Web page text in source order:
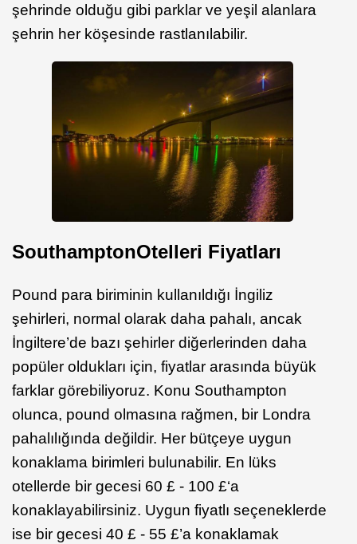
şehrinde olduğu gibi parklar ve yeşil alanlara
şehrin her köşesinde rastlanılabilir.
SouthamptonOtelleri Fiyatları
Pound para biriminin kullanıldığı İngiliz
şehirleri, normal olarak daha pahalı, ancak
İngiltere’de bazı şehirler diğerlerinden daha
popüler oldukları için, fiyatlar arasında büyük
farklar görebiliyoruz. Konu Southampton
olunca, pound olmasına rağmen, bir Londra
pahalılığında değildir. Her bütçeye uygun
konaklama birimleri bulunabilir. En lüks
otellerde bir gecesi 60 £ - 100 £‘a
konaklayabilirsiniz. Uygun fiyatlı seçeneklerde
ise bir gecesi 40 £ - 55 £’a konaklamak